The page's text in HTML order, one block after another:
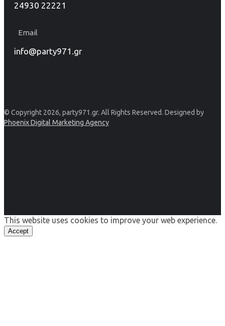
24930 22221
Email
info@party971.gr
© Copyright 2026, party971.gr. All Rights Reserved. Designed by
Phoenix Digital Marketing Agency
This website uses cookies to improve your web experience.
Accept